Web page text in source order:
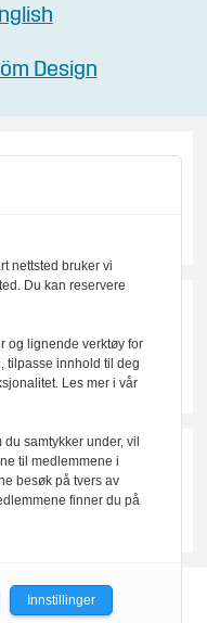
Design
CMS
nettsted bruker vi
Du kan reservere
og lignende verktøy for
tilpasse innhold til deg
Les mer i vår
samtykker under, vil
til medlemmene i
besøk på tvers av
finner du på
Innstillinger